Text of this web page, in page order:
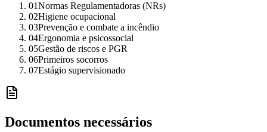
01Normas Regulamentadoras (NRs)
02Higiene ocupacional
03Prevenção e combate a incêndio
04Ergonomia e psicossocial
05Gestão de riscos e PGR
06Primeiros socorros
07Estágio supervisionado
Documentos necessários